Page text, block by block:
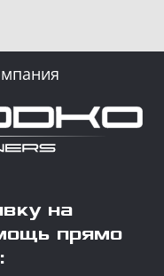
на
прямо